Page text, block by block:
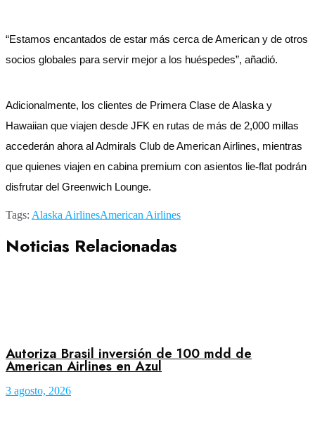
“Estamos encantados de estar más cerca de American y de otros
socios globales para servir mejor a los huéspedes”, añadió.
Adicionalmente, los clientes de Primera Clase de Alaska y
Hawaiian que viajen desde JFK en rutas de más de 2,000 millas
accederán ahora al Admirals Club de American Airlines, mientras
que quienes viajen en cabina premium con asientos lie‑flat podrán
disfrutar del Greenwich Lounge.
Tags: Alaska AirlinesAmerican Airlines
Noticias Relacionadas
Autoriza Brasil inversión de 100 mdd de
American Airlines en Azul
3 agosto, 2026